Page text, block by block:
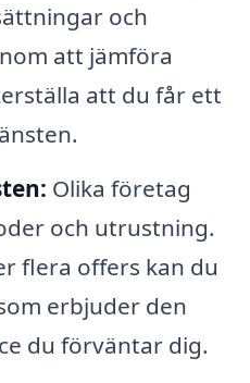
och
att jämföra
att du får ett
Olika företag
och utrustning.
flera offers kan du
erbjuder den
du förväntar dig.